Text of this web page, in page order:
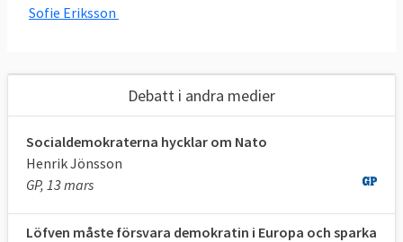
Sofie Eriksson
Debatt i andra medier
Socialdemokraterna hycklar om Nato
Henrik Jönsson
GP, 13 mars
Löfven måste försvara demokratin i Europa och sparka